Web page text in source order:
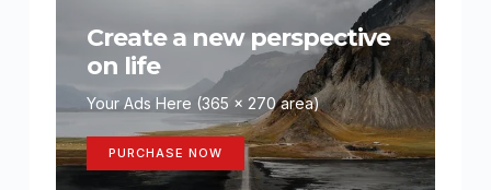
Create a new perspective
on life
Your Ads Here (365 x 270 area)
PURCHASE NOW